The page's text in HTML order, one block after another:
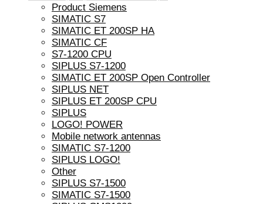
Product Siemens
SIMATIC S7
SIMATIC ET 200SP HA
SIMATIC CF
S7-1200 CPU
SIPLUS S7-1200
SIMATIC ET 200SP Open Controller
SIPLUS NET
SIPLUS ET 200SP CPU
SIPLUS
LOGO! POWER
Mobile network antennas
SIMATIC S7-1200
SIPLUS LOGO!
Other
SIPLUS S7-1500
SIMATIC S7-1500